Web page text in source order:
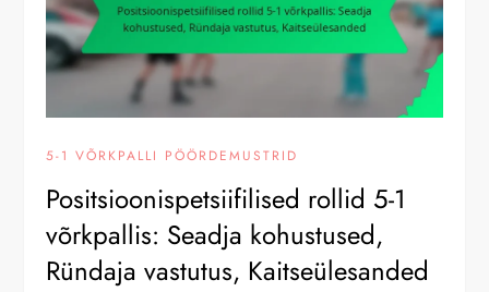
5-1 VÕRKPALLI PÖÖRDEMUSTRID
Positsioonispetsiifilised rollid 5-1
võrkpallis: Seadja kohustused,
Ründaja vastutus, Kaitseülesanded